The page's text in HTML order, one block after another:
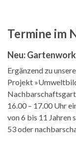
Termine im
Neu:
Ergänzend zu
Projekt
16.00 – 17.00 Uhr
von 6 bis 11 Jahren
53 oder